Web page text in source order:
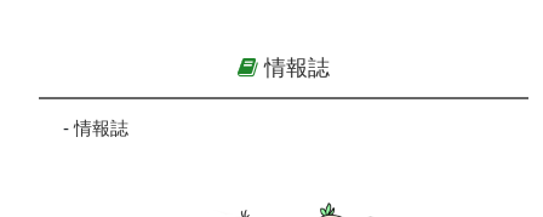
情報誌
-情報誌